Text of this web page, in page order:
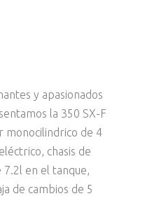
y apasionados
la 350 SX-F
monocilindrico de 4
chasis de
7.2l en el tanque,
de cambios de 5